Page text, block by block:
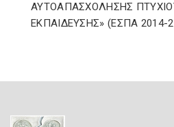
ΑΥΤΟΑΠΑΣΧΟΛΗΣΗΣ
ΕΚΠΑΙΔΕΥΣΗΣ» (ΕΣΠΑ 2014-